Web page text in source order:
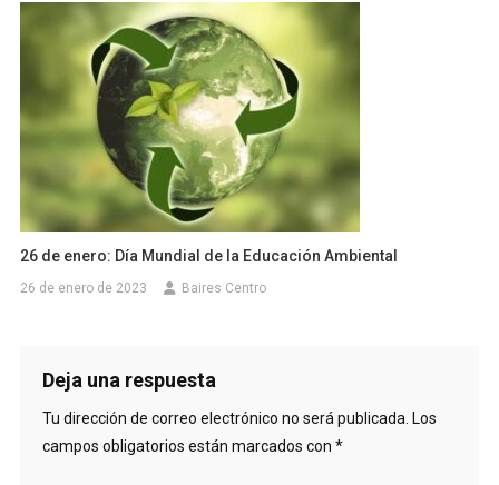
26 de enero: Día Mundial de la Educación Ambiental
26 de enero de 2023 Baires Centro
Deja una respuesta
Tu dirección de correo electrónico no será publicada. Los
campos obligatorios están marcados con *